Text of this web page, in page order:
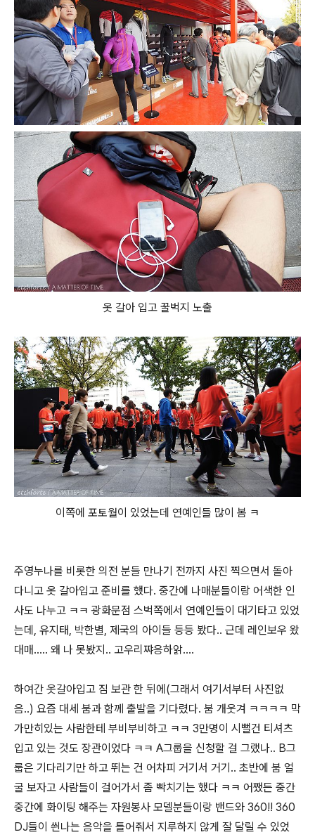
옷 갈아 입고 꿀벅지 노출
이쪽에 포토월이 있었는데 연예인들 많이 봄 ㅋ
주영누나를 비롯한 의전 분들 만나기 전까지 사진 찍으면서 돌아
다니고 옷 갈아입고 준비를 했다. 중간에 나매분들이랑 어색한 인
사도 나누고 ㅋㅋ 광화문점 스벅쪽에서 연예인들이 대기타고 있었
는데, 유지태, 박한별, 제국의 아이들 등등 봤다.. 근데 레인보우 왔
대매..... 왜 나 못봤지.. 고우리쨔응하앍....
하여간 옷갈아입고 짐 보관 한 뒤에(그래서 여기서부터 사진없
음..) 요즘 대세 붐과 함께 출발을 기다렸다. 붐 개웃겨 ㅋㅋㅋㅋ 막
가만히있는 사람한테 부비부비하고 ㅋㅋ 3만명이 시뻘건 티셔츠
입고 있는 것도 장관이었다 ㅋㅋ A그룹을 신청할 걸 그랬나.. B그
룹은 기다리기만 하고 뛰는 건 어차피 거기서 거기.. 초반에 붐 얼
굴 보자고 사람들이 걸어가서 좀 빡치기는 했다 ㅋㅋ 어쨌든 중간
중간에 화이팅 해주는 자원봉사 모델분들이랑 밴드와 360!! 360
DJ들이 씐나는 음악을 틀어줘서 지루하지 않게 잘 달릴 수 있었